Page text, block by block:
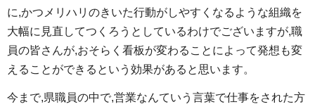
に,かつメリハリのきいた行動がしやすくなるような組織を
大幅に見直してつくろうとしているわけでございますが,職
員の皆さんが,おそらく看板が変わることによって発想も変
えることができるという効果があると思います。
今まで,県職員の中で,営業なんていう言葉で仕事をされた方